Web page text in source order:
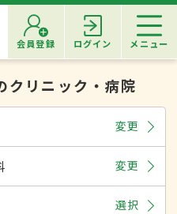
会員登録 ログイン メニュー
クリニック・病院
変更
変更
選択